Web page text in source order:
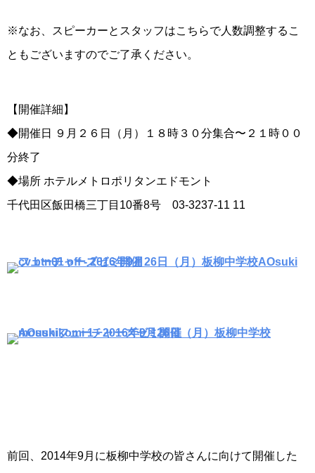
※なお、スピーカーとスタッフはこちらで人数調整するこ
ともございますのでご了承ください。
【開催詳細】
◆開催日 ９月２６日（月）１８時３０分集合〜２１時００
分終了
◆場所 ホテルメトロポリタンエドモント
千代田区飯田橋三丁目10番8号 03-3237-11 11
前回、2014年9月に板柳中学校の皆さんに向けて開催した